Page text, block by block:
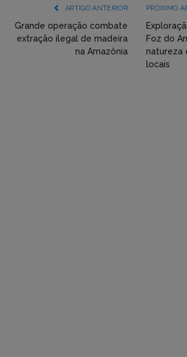
(YouTube,
Twitter,
Flickr
etc)
ARTIGO ANTERIOR
Grande operação combate
extração ilegal de madeira
na Amazônia
PRÓXIMO
Foz do
natureza
locais